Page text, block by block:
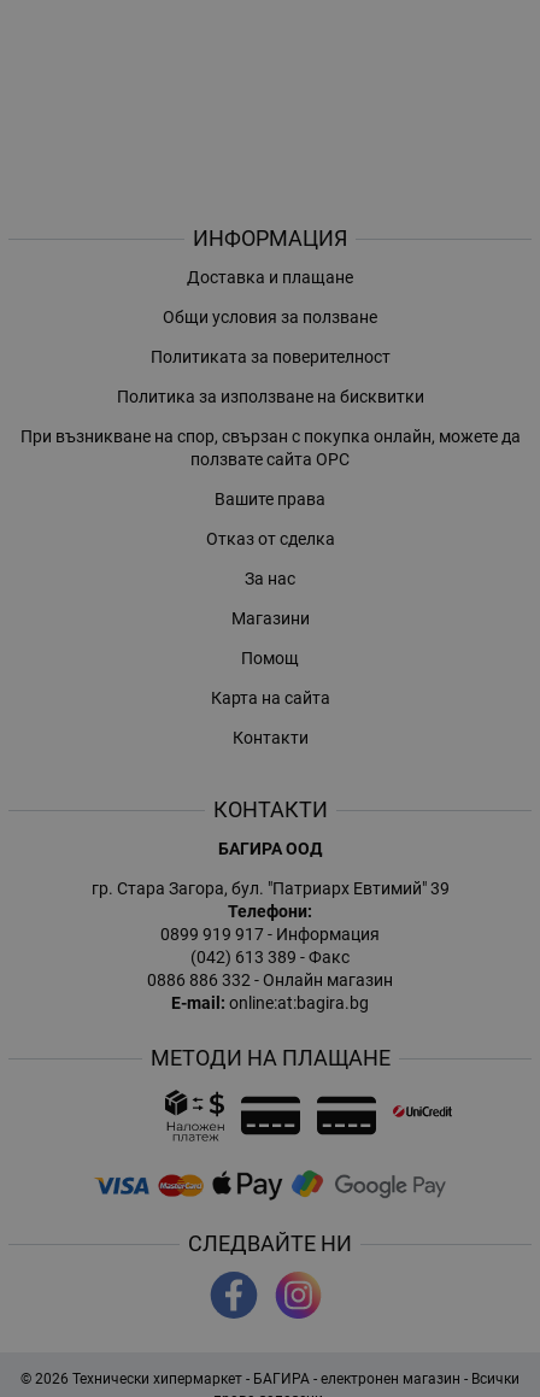
ИНФОРМАЦИЯ
Доставка и плащане
Общи условия за ползване
Политиката за поверителност
Политика за използване на бисквитки
При възникване на спор, свързан с покупка онлайн, можете да
ползвате сайта ОРС
Вашите права
Отказ от сделка
За нас
Магазини
Помощ
Карта на сайта
Контакти
КОНТАКТИ
БАГИРА ООД
гр. Стара Загора, бул. "Патриарх Евтимий" 39
Телефони:
0899 919 917- Информация
(042) 613 389 - Факс
0886 886 332- Онлайн магазин
E-mail: online:at:bagira.bg
МЕТОДИ НА ПЛАЩАНЕ
СЛЕДВАЙТЕ НИ
© 2026 Технически хипермаркет - БАГИРА - електронен магазин - Всички